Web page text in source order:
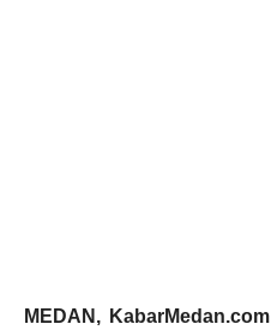
MEDAN, KabarMedan.com